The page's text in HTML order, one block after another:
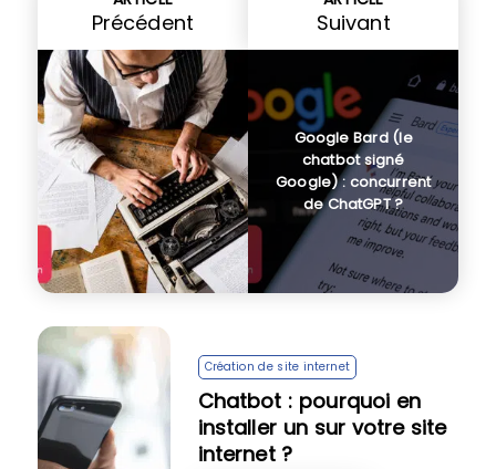
Précédent Suivant
Google Bard (le
chatbot signé
Google) : concurrent
de ChatGPT ?
Création de site internet
Chatbot : pourquoi en
installer un sur votre site
internet ?